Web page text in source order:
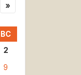
»
ВС
2
9